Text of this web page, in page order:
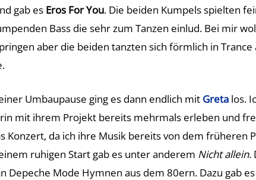
gab es Eros For You. Die beiden Kumpels spielten
Bass die sehr zum Tanzen einlud. Bei mir
aber die beiden tanzten sich förmlich in
Umbaupause ging es dann endlich mit Greta los.
mit ihrem Projekt bereits mehrmals erleben und
Konzert, da ich ihre Musik bereits von dem früheren
ruhigen Start gab es unter anderem Nicht allein.
Depeche Mode Hymnen aus dem 80ern. Dazu gab